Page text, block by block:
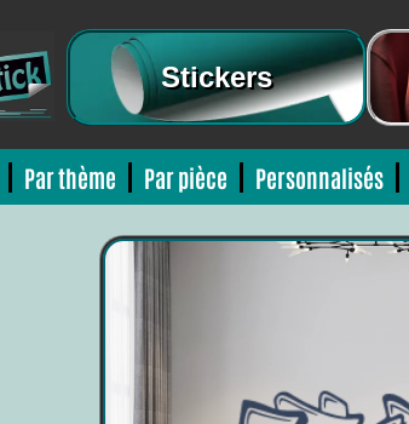
Stickers
Par thème Par pièce Personnalisés